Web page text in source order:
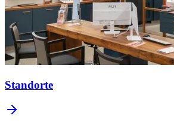
Standorte